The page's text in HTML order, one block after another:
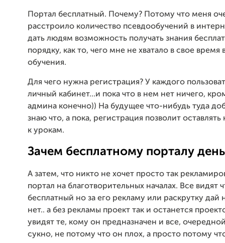
Портал бесплатный. Почему? Потому что меня
расстроило количество псевдообучений в
дать людям возможность получать знания
порядку, как то, чего мне не хватало в свое время
обучения.
Для чего нужна регистрация? У каждого
личный кабинет...и пока что в нем нет ничего,
админа конечно)) На будущее что-нибудь туда
знаю что, а пока, регистрация позволит
к урокам.
Зачем бесплатному порталу
А затем, что никто не хочет просто так
портал на благотворительных началах. Все видят
бесплатный но за его рекламу или раскрутку дай
нет.. а без рекламы проект так и останется
увидят те, кому он предназначен и все,
сукно, не потому что он плох, а просто потому